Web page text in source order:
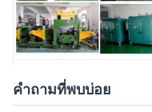
คำถามที่พบบ่อย